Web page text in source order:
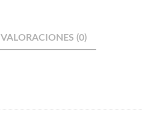
VALORACIONES (0)